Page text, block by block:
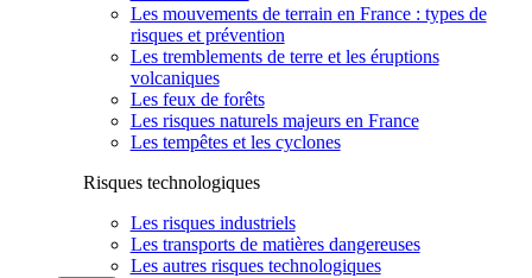
Les mouvements de terrain en France : types de
risques et prévention
Les tremblements de terre et les éruptions
volcaniques
Les feux de forêts
Les risques naturels majeurs en France
Les tempêtes et les cyclones
Risques technologiques
Les risques industriels
Les transports de matières dangereuses
Les autres risques technologiques